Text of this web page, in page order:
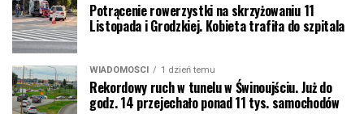
Potrącenie rowerzystki na skrzyżowaniu 11
Listopada i Grodzkiej. Kobieta trafiła do szpitala
WIADOMOŚCI 1 dzień temu
Rekordowy ruch w tunelu w Świnoujściu. Już do
godz. 14 przejechało ponad 11 tys. samochodów